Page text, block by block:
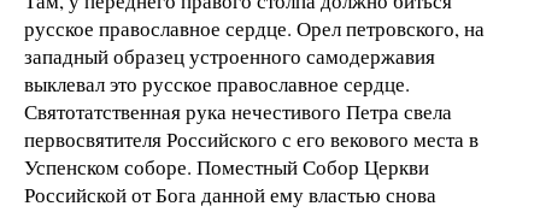
русское православное сердце. Орел петровского, на
западный образец устроенного самодержавия
выклевал это русское православное сердце.
Святотатственная рука нечестивого Петра свела
первосвятителя Российского с его векового места в
Успенском соборе. Поместный Собор Церкви
Российской от Бога данной ему властью снова